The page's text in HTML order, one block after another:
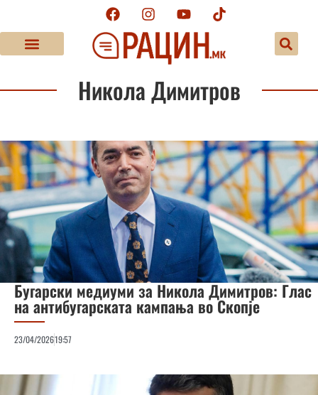
Никола Димитров
Бугарски медиуми за Никола Димитров: Глас
на антибугарската кампања во Скопје
23/04/202619:57